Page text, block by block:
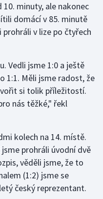
minuty, ale nakonec
domácí v 85. minutě
v lize po čtyřech
Vedli jsme 1:0 a ještě
1:1. Měli jsme radost, že
si tolik příležitostí.
nás těžké," řekl
kolech na 14. místě.
prohráli úvodní dvě
věděli jsme, že to
(1:2) jsme se
český reprezentant.